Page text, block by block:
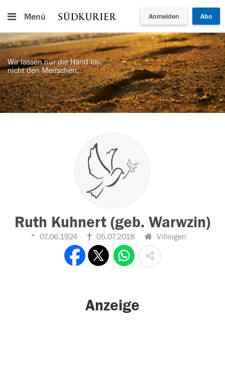
Menü Anmelden Abo
Wir lassen nur die Hand los,
nicht den Menschen.
Ruth Kuhnert (geb. Warwzin)
07.06.1924 05.07.2018 Villingen
Anzeige